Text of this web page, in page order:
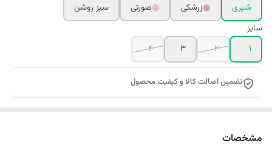
شیری
زرشکی صورتی
سبز روشن
سایز
1
2
3
4
تضمین اصالت کالا و کیفیت محصول
مشخصات